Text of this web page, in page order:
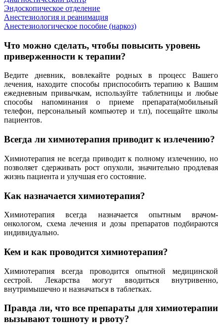
Эндоскопическое отделение
Анестезиология и реанимация
Анестезиологическое пособие (наркоз)
Что можно сделать, чтобы повысить уровень
приверженности к терапии?
Ведите дневник, вовлекайте родных в процесс Вашего
лечения, находите способы приспособить терапию к Вашим
ежедневным привычкам, используйте таблетницы и любые
способы напоминания о приеме препарата(мобильный
телефон, персональный компьютер и т.п), посещайте школы
пациентов.
Всегда ли химиотерапия приводит к излечению?
Химиотерапия не всегда приводит к полному излечению, но
позволяет сдерживать рост опухоли, значительно продлевая
жизнь пациента и улучшая его состояние.
Как назначается химиотерапия?
Химиотерапия всегда назначается опытным врачом-
онкологом, схема лечения и дозы препаратов подбираются
индивидуально.
Кем и как проводится химиотерапия?
Химиотерапия всегда проводится опытной медицинской
сестрой. Лекарства могут вводиться внутривенно,
внутримышечно и назначаться в таблетках.
Правда ли, что все препараты для химиотерапии
вызывают тошноту и рвоту?